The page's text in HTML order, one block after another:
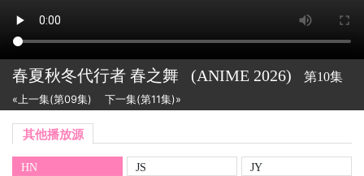
春夏秋冬代行者 春之舞 (ANIME 2026) 第10集
«上一集(第09集) 下一集(第11集)»
其他播放源
HN JS
JY